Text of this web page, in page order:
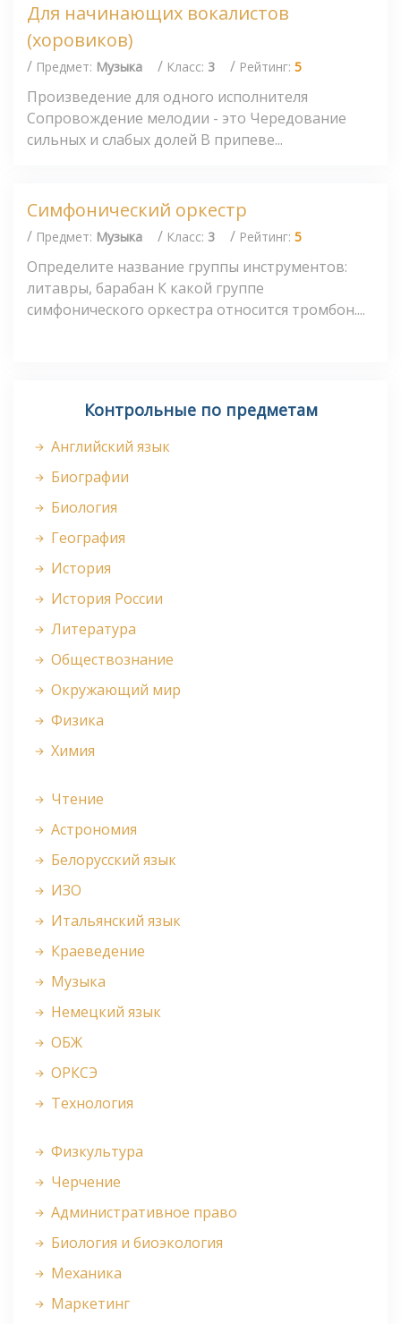
Для начинающих вокалистов
(хоровиков)
/ Предмет: Музыка / Класс: 3 / Рейтинг: 5
Произведение для одного исполнителя
Сопровождение мелодии - это Чередование
сильных и слабых долей В припеве...
Симфонический оркестр
/ Предмет: Музыка / Класс: 3 / Рейтинг: 5
Определите название группы инструментов:
литавры, барабан К какой группе
симфонического оркестра относится тромбон....
Контрольные по предметам
Английский язык
Биографии
Биология
География
История
История России
Литература
Обществознание
Окружающий мир
Физика
Химия
Чтение
Астрономия
Белорусский язык
ИЗО
Итальянский язык
Краеведение
Музыка
Немецкий язык
ОБЖ
ОРКСЭ
Технология
Физкультура
Черчение
Административное право
Биология и биоэкология
Механика
Маркетинг